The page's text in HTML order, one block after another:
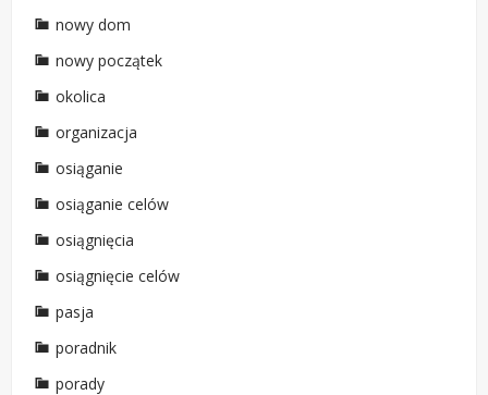
nowy dom
nowy początek
okolica
organizacja
osiąganie
osiąganie celów
osiągnięcia
osiągnięcie celów
pasja
poradnik
porady